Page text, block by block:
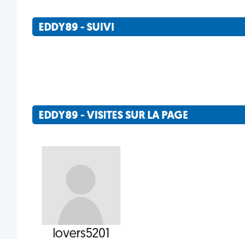
EDDY89 - SUIVI
EDDY89 - VISITES SUR LA PAGE
lovers5201